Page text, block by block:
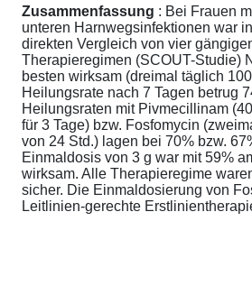
Zusammenfassung : Bei Frauen
unteren Harnwegsinfektionen war
direkten Vergleich von vier
Therapieregimen (SCOUT-Studie)
besten wirksam (dreimal täglich
Heilungsrate nach 7 Tagen betrug
Heilungsraten mit Pivmecillinam
für 3 Tage) bzw. Fosfomycin
von 24 Std.) lagen bei 70% bzw.
Einmaldosis von 3 g war mit 59%
wirksam. Alle Therapieregime
sicher. Die Einmaldosierung von
Leitlinien-gerechte